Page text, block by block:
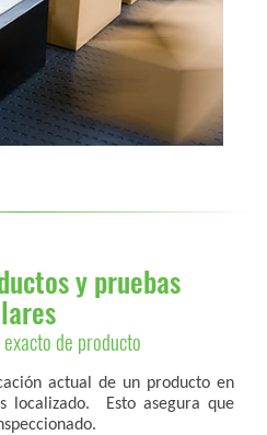
y pruebas
de producto
actual de un producto en
localizado. Esto asegura que